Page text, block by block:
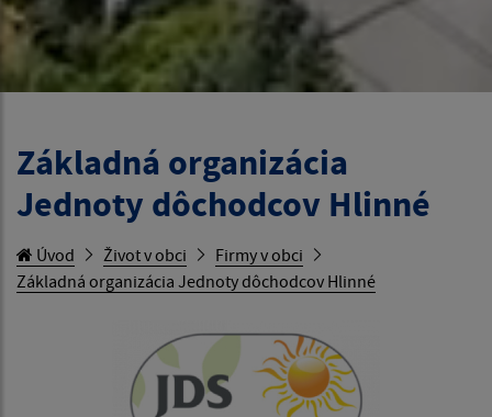
Základná organizácia
Jednoty dôchodcov Hlinné
Úvod Život v obci
Firmy v obci
Základná organizácia Jednoty dôchodcov Hlinné